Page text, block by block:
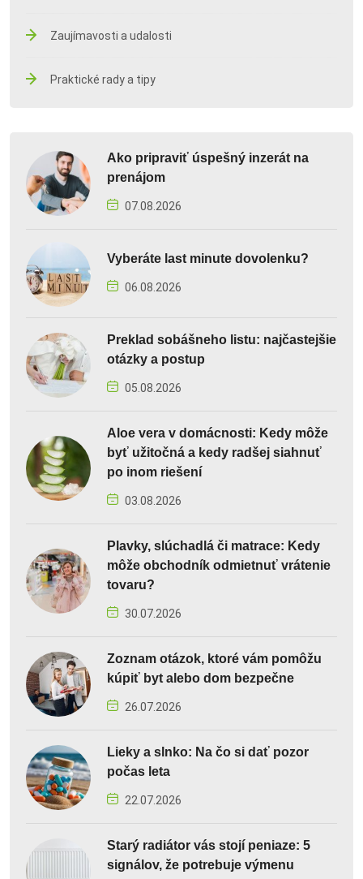
Zaujímavosti a udalosti
Praktické rady a tipy
Ako pripraviť úspešný inzerát na
prenájom
07.08.2026
Vyberáte last minute dovolenku?
06.08.2026
Preklad sobášneho listu: najčastejšie
otázky a postup
05.08.2026
Aloe vera v domácnosti: Kedy môže
byť užitočná a kedy radšej siahnuť
po inom riešení
03.08.2026
Plavky, slúchadlá či matrace: Kedy
môže obchodník odmietnuť vrátenie
tovaru?
30.07.2026
Zoznam otázok, ktoré vám pomôžu
kúpiť byt alebo dom bezpečne
26.07.2026
Lieky a slnko: Na čo si dať pozor
počas leta
22.07.2026
Starý radiátor vás stojí peniaze: 5
signálov, že potrebuje výmenu